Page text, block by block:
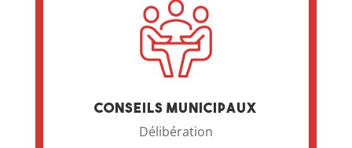
Conseils municipaux
Délibération